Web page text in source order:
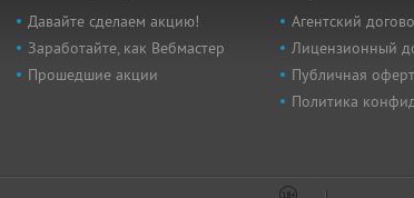
Давайте сделаем акцию!
Заработайте, как Вебмастер
Прошедшие акции
Агентский
Лицензионный
Публичная
Политика